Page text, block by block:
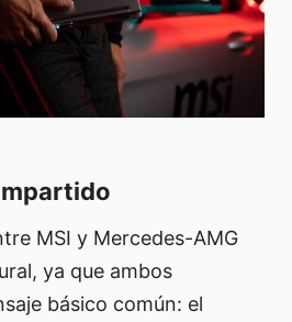
MSI y Mercedes-AMG
ya que ambos
básico común: el